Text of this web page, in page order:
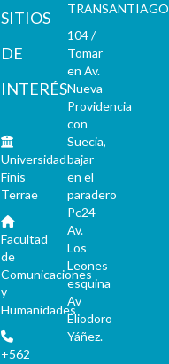
SITIOS
DE
INTERÉS
Universidad
Finis
Terrae
Facultad
de
Comunicaciones
y
Humanidades
+562
TRANSANTIAGO
104 /
Tomar
en Av.
Nueva
Providencia
con
Suecia,
bajar
en el
paradero
Pc24-
Av.
Los
Leones
esquina
Av
Eliodoro
Yáñez.